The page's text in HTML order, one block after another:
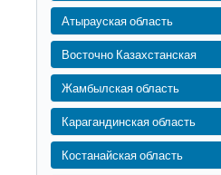
Атырауская область
Восточно Казахстанская
Жамбылская область
Карагандинская область
Костанайская область